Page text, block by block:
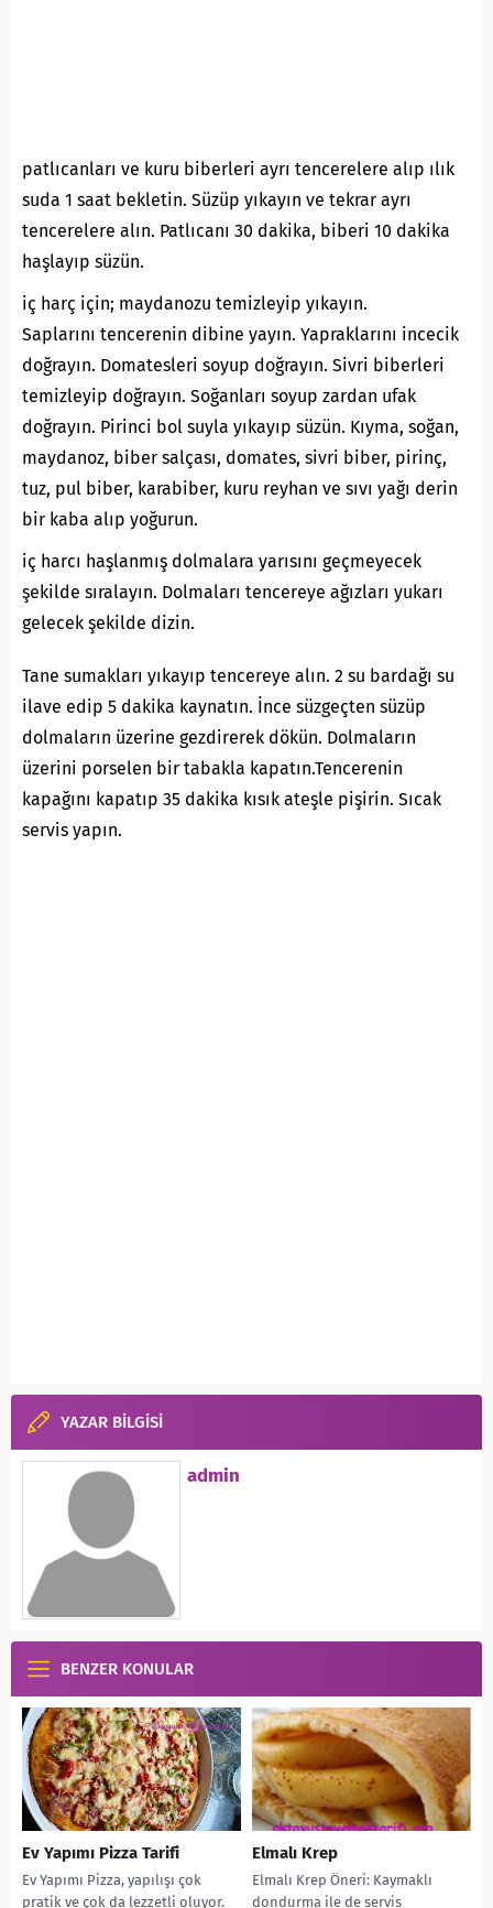
patlıcanları ve kuru biberleri ayrı tencerelere alıp ılık
suda 1 saat bekletin. Süzüp yıkayın ve tekrar ayrı
tencerelere alın. Patlıcanı 30 dakika, biberi 10 dakika
haşlayıp süzün.
iç harç için; maydanozu temizleyip yıkayın.
Saplarını tencerenin dibine yayın. Yapraklarını incecik
doğrayın. Domatesleri soyup doğrayın. Sivri biberleri
temizleyip doğrayın. Soğanları soyup zardan ufak
doğrayın. Pirinci bol suyla yıkayıp süzün. Kıyma, soğan,
maydanoz, biber salçası, domates, sivri biber, pirinç,
tuz, pul biber, karabiber, kuru reyhan ve sıvı yağı derin
bir kaba alıp yoğurun.
iç harcı haşlanmış dolmalara yarısını geçmeyecek
şekilde sıralayın. Dolmaları tencereye ağızları yukarı
gelecek şekilde dizin.
Tane sumakları yıkayıp tencereye alın. 2 su bardağı su
ilave edip 5 dakika kaynatın. İnce süzgeçten süzüp
dolmaların üzerine gezdirerek dökün. Dolmaların
üzerini porselen bir tabakla kapatın.Tencerenin
kapağını kapatıp 35 dakika kısık ateşle pişirin. Sıcak
servis yapın.
YAZAR BİLGİSİ
admin
BENZER KONULAR
Ev Yapımı Pizza Tarifi
Ev Yapımı Pizza, yapılışı çok
pratik ve çok da lezzetli oluyor.
Elmalı Krep
Elmalı Krep Öneri: Kaymaklı
dondurma ile de servis